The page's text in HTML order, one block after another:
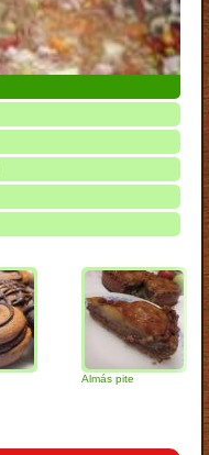
Almás pite